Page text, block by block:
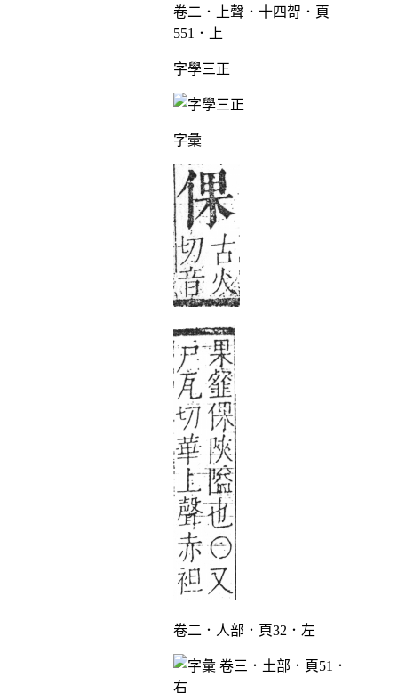
卷二．上聲．十四哿．頁
551．上
字學三正
字彙
卷二．人部．頁32．左